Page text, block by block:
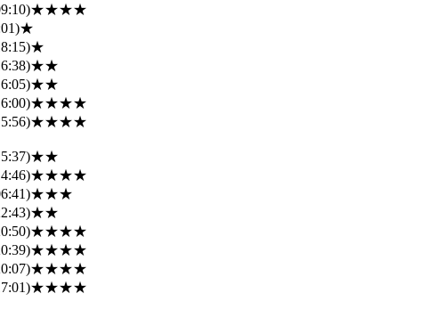
★★★★
★
★
★★
★★
★★★★
★★★★
★★
★★★★
★★★
★★
★★★★
★★★★
★★★★
★★★★